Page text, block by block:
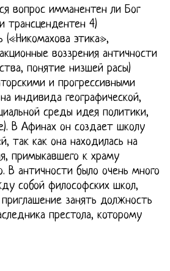
вопрос имманентен ли Бог
трансцендентен 4)
(«Никомахова этика»,
воззрения античности
понятие низшей расы)
и прогрессивными
индивида географической,
среды идея политики,
В Афинах он создает школу
так как она находилась на
примыкавшего к храму
В античности было очень много
собой философских школ,
занять должность
престола, которому